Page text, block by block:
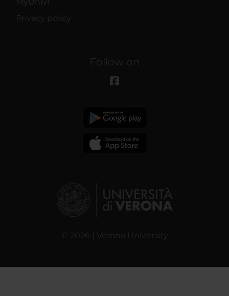
Privacy policy
Follow on
© 2026 | Verona University